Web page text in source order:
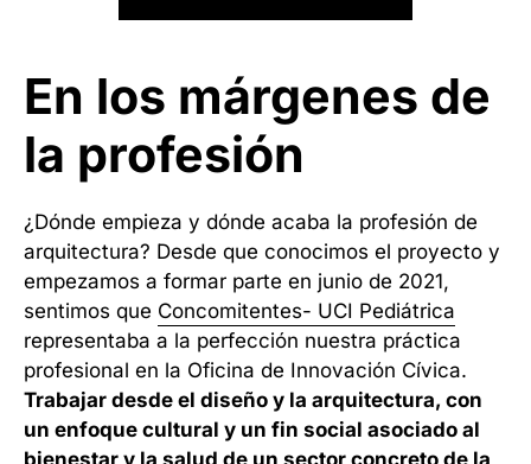
En los márgenes de
la profesión
¿Dónde empieza y dónde acaba la profesión de
arquitectura? Desde que conocimos el proyecto y
empezamos a formar parte en junio de 2021,
sentimos que Concomitentes- UCI Pediátrica
representaba a la perfección nuestra práctica
profesional en la Oficina de Innovación Cívica.
Trabajar desde el diseño y la arquitectura, con
un enfoque cultural y un fin social asociado al
bienestar y la salud de un sector concreto de la